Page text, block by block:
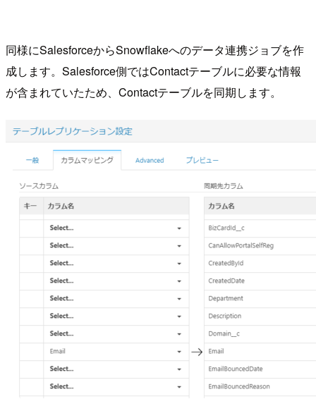
同様にSalesforceからSnowflakeへのデータ連携ジョブを作
成します。Salesforce側ではContactテーブルに必要な情報
が含まれていたため、Contactテーブルを同期します。